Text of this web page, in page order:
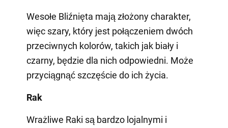
Wesołe Bliźnięta mają złożony charakter,
więc szary, który jest połączeniem dwóch
przeciwnych kolorów, takich jak biały i
czarny, będzie dla nich odpowiedni. Może
przyciągnąć szczęście do ich życia.
Rak
Wrażliwe Raki są bardzo lojalnymi i